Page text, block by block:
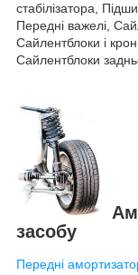
стабілізатора,
Передні важелі,
Сайлентблоки і
Сайлентблоки
засобу
Передні